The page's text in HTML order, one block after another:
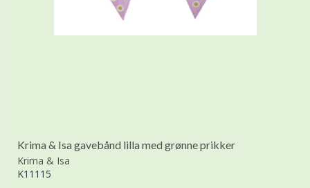
Krima & Isa gavebånd lilla med grønne prikker
Krima & Isa
K11115